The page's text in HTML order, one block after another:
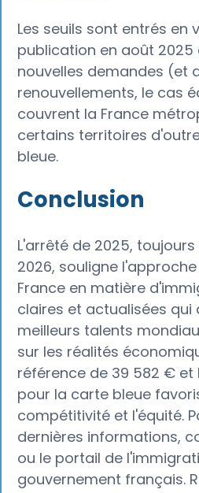
Les seuils sont entrés en
publication en août 2025
nouvelles demandes (et
renouvellements, le cas
couvrent la France
certains territoires
bleue.
Conclusion
L'arrêté de 2025,
2026, souligne
France en matière
claires et actualisées qui
meilleurs talents
sur les réalités
référence de 39 582 € et
pour la carte bleue
compétitivité et l'équité.
dernières informations,
ou le portail de
gouvernement français.